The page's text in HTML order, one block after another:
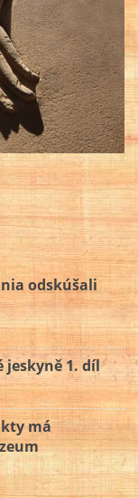
odskúšali
jeskyně 1. díl
má